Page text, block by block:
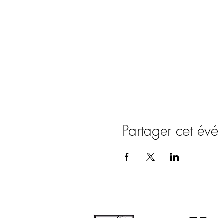
Partager cet